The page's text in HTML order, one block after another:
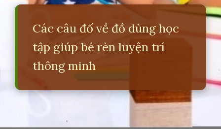
Các câu đố về đồ dùng học
tập giúp bé rèn luyện trí
thông minh